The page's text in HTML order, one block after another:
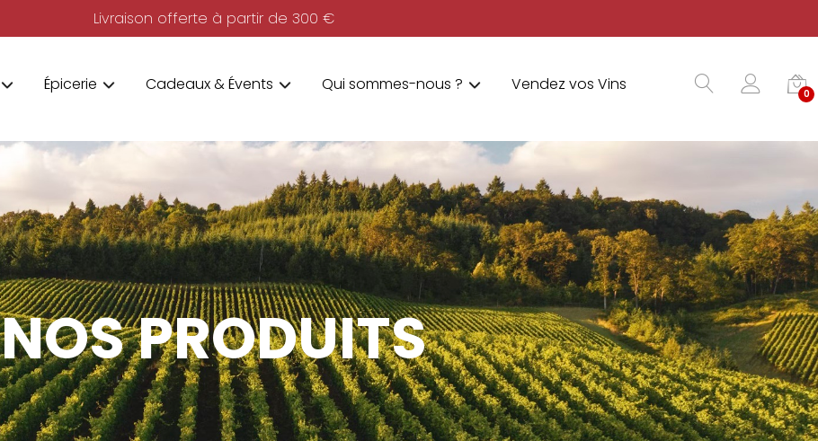
Livraison offerte à partir de 300 €
Épicerie Cadeaux & Évents Qui sommes-nous ? Vendez vos Vins 0
NOS PRODUITS